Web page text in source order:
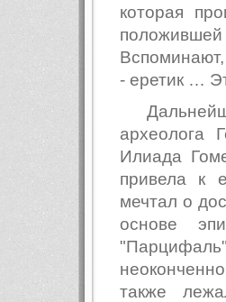
которая
- еретик …
археолога
Илиада
привела к
мечтал о
основе
также